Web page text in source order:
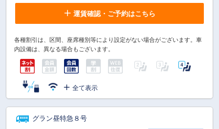
運賃確認・ご予約はこちら
各種割引は、区間、座席種別等により設定がない場合がございます。車
内設備は、異なる場合もございます。
全て表示
グラン昼特急８号